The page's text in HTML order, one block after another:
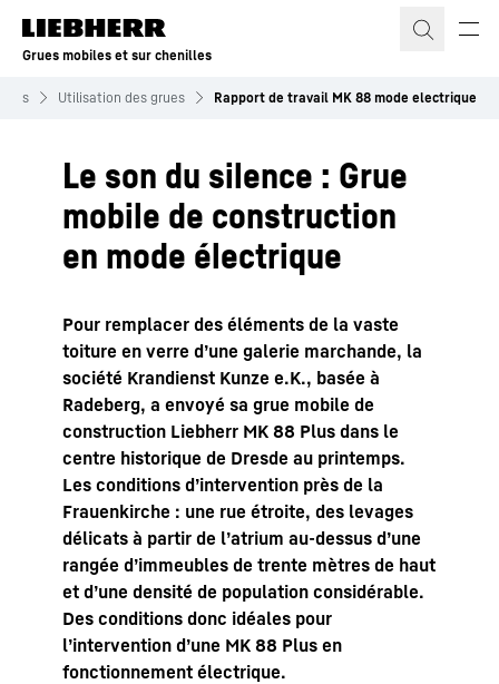
Grues mobiles et sur chenilles
Utilisation des grues Rapport de travail MK 88 mode electrique
Le son du silence : Grue
mobile de construction
en mode électrique
Pour remplacer des éléments de la vaste
toiture en verre d’une galerie marchande, la
société Krandienst Kunze e.K., basée à
Radeberg, a envoyé sa grue mobile de
construction Liebherr MK 88 Plus dans le
centre historique de Dresde au printemps.
Les conditions d’intervention près de la
Frauenkirche : une rue étroite, des levages
délicats à partir de l’atrium au-dessus d’une
rangée d’immeubles de trente mètres de haut
et d’une densité de population considérable.
Des conditions donc idéales pour
l’intervention d’une MK 88 Plus en
fonctionnement électrique.